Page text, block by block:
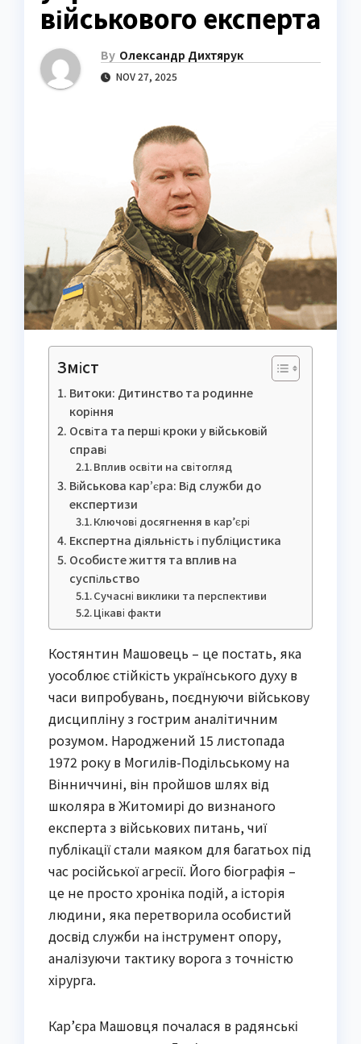
військового експерта
By Олександр Дихтярук
NOV 27, 2025
Зміст
Витоки: Дитинство та родинне
коріння
Освіта та перші кроки у військовій
справі
Вплив освіти на світогляд
Військова кар’єра: Від служби до
експертизи
Ключові досягнення в кар’єрі
Експертна діяльність і публіцистика
Особисте життя та вплив на
суспільство
Сучасні виклики та перспективи
Цікаві факти
Костянтин Машовець – це постать, яка
уособлює стійкість українського духу в
часи випробувань, поєднуючи військову
дисципліну з гострим аналітичним
розумом. Народжений 15 листопада
1972 року в Могилів-Подільському на
Вінниччині, він пройшов шлях від
школяра в Житомирі до визнаного
експерта з військових питань, чиї
публікації стали маяком для багатьох під
час російської агресії. Його біографія –
це не просто хроніка подій, а історія
людини, яка перетворила особистий
досвід служби на інструмент опору,
аналізуючи тактику ворога з точністю
хірурга.
Кар’єра Машовця почалася в радянські